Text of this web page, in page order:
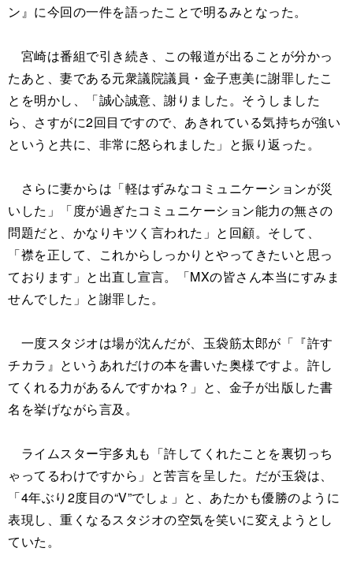
ン』に今回の一件を語ったことで明るみとなった。
宮崎は番組で引き続き、この報道が出ることが分かっ
たあと、妻である元衆議院議員・金子恵美に謝罪したこ
とを明かし、「誠心誠意、謝りました。そうしました
ら、さすがに2回目ですので、あきれている気持ちが強い
というと共に、非常に怒られました」と振り返った。
さらに妻からは「軽はずみなコミュニケーションが災
いした」「度が過ぎたコミュニケーション能力の無さの
問題だと、かなりキツく言われた」と回顧。そして、
「襟を正して、これからしっかりとやってきたいと思っ
ております」と出直し宣言。「MXの皆さん本当にすみま
せんでした」と謝罪した。
一度スタジオは場が沈んだが、玉袋筋太郎が「『許す
チカラ』というあれだけの本を書いた奥様ですよ。許し
てくれる力があるんですかね？」と、金子が出版した書
名を挙げながら言及。
ライムスター宇多丸も「許してくれたことを裏切っち
ゃってるわけですから」と苦言を呈した。だが玉袋は、
「4年ぶり2度目の“V”でしょ」と、あたかも優勝のように
表現し、重くなるスタジオの空気を笑いに変えようとし
ていた。